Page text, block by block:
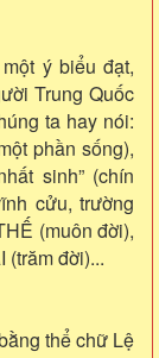
ý biểu đạt,
Trung Quốc
ta hay nói:
phần sống),
sinh” (chín
cửu, trường
(muôn đời),
(trăm đời)...
thể chữ Lệ